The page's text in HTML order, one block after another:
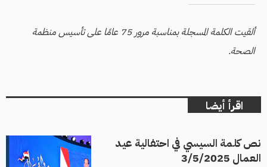
ألقيت الكلمة المسجلة بمناسبة مرور 75 عامًا على تأسيس منظمة
الصحة.
اقرأ أيضا
نص كلمة السيسي في احتفالية عيد
العمال 3/5/2025